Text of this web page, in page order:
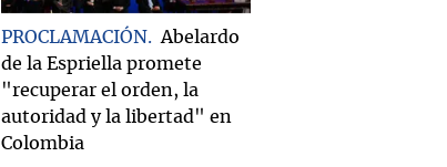
PROCLAMACIÓN
Abelardo
de la Espriella promete
"recuperar el orden, la
autoridad y la libertad" en
Colombia